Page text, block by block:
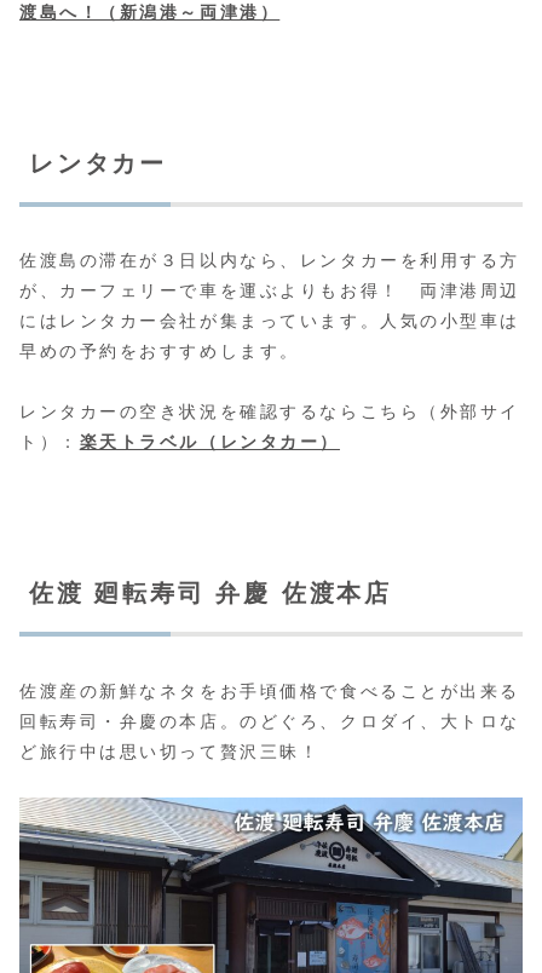
渡島へ！（新潟港～両津港）
レンタカー
佐渡島の滞在が３日以内なら、レンタカーを利用する方
が、カーフェリーで車を運ぶよりもお得！ 両津港周辺
にはレンタカー会社が集まっています。人気の小型車は
早めの予約をおすすめします。
レンタカーの空き状況を確認するならこちら（外部サイ
ト）： 楽天トラベル（レンタカー）
佐渡 廻転寿司 弁慶 佐渡本店
佐渡産の新鮮なネタをお手頃価格で食べることが出来る
回転寿司・弁慶の本店。のどぐろ、クロダイ、大トロな
ど旅行中は思い切って贅沢三昧！